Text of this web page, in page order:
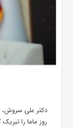
دکتر علی سروش،
روز ماما را